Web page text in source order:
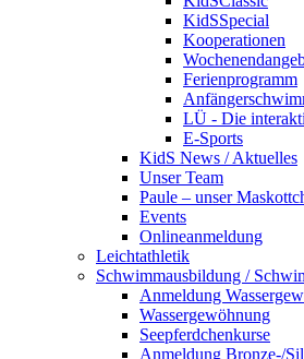
KidSSpecial
Kooperationen
Ferienprogramm
LÜ - Die
E-Sports
KidS News / Aktuelles
Unser Team
Paule – unser
Events
Onlineanmeldung
Leichtathletik
Schwimmausbildung /
Anmeldung
Wassergewöhnung
Seepferdchenkurse
Anmeldung Bronze-/